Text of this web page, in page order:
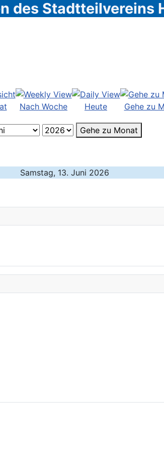
des Stadtteilvereins
Nach Woche Heute Gehe zu
Gehe zu Monat
Samstag, 13. Juni 2026